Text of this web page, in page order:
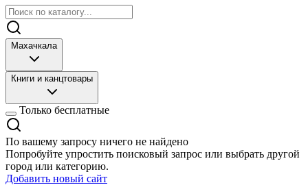
Махачкала
Книги и канцтовары
Только бесплатные
По вашему запросу ничего не найдено
Попробуйте упростить поисковый запрос или выбрать другой
город или категорию.
Добавить новый сайт